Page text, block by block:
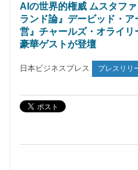
AIの世界的権威 ムスタフ
ランド論』デービッド・
営』チャールズ・オライ
豪華ゲストが登壇
日本ビジネスプレス プレスリリ